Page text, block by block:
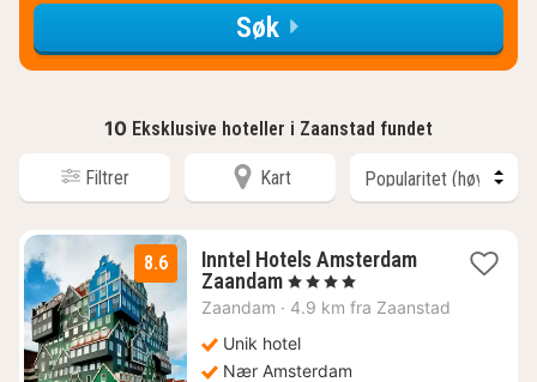
Søk
10 Eksklusive hoteller i Zaanstad fundet
Filtrer Kart
8.6
Inntel Hotels Amsterdam
Zaandam1
natt
1178
kr.
, 4 Stjerner
Zaandam · 4.9 km fra Zaanstad
Unik hotel
Nær Amsterdam